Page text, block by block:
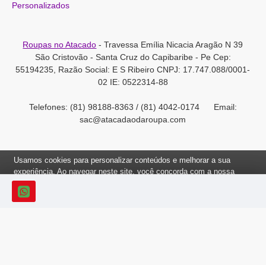
Personalizados
Roupas no Atacado - Travessa Emília Nicacia Aragão N 39
São Cristovão - Santa Cruz do Capibaribe - Pe Cep:
55194235, Razão Social: E S Ribeiro CNPJ: 17.747.088/0001-
02 IE: 0522314-88
Telefones: (81) 98188-8363 / (81) 4042-0174 Email:
sac@atacadaodaroupa.com
Roupas no Atacado 2012-2022, Todos os direitos reservados.
Usamos cookies para personalizar conteúdos e melhorar a sua
experiência. Ao navegar neste site, você concorda com a nossa
Política de Cookies.